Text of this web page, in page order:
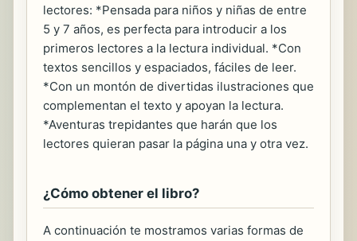
lectores: *Pensada para niños y niñas de entre
5 y 7 años, es perfecta para introducir a los
primeros lectores a la lectura individual. *Con
textos sencillos y espaciados, fáciles de leer.
*Con un montón de divertidas ilustraciones que
complementan el texto y apoyan la lectura.
*Aventuras trepidantes que harán que los
lectores quieran pasar la página una y otra vez.
¿Cómo obtener el libro?
A continuación te mostramos varias formas de